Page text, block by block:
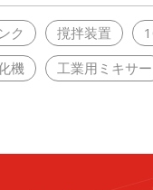
ク 撹拌装置
機
工業用ミキサー